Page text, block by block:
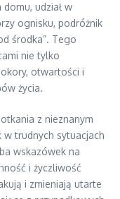
udział w
ognisku, podróżnik
środka”. Tego
nie tylko
otwartości i
życia.
z nieznanym
trudnych sytuacjach
wskazówek na
i życzliwość
i zmieniają utarte